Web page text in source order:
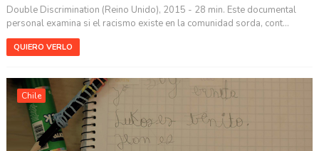
Double Discrimination (Reino Unido), 2015 - 28 min. Este documental
personal examina si el racismo existe en la comunidad sorda, cont...
QUIERO VERLO
Chile